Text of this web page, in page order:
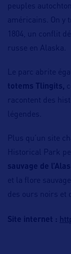
peuples
américains. On y
1804, un conflit
russe en Alaska.
Le parc abrite
totems Tlingits,
racontent des
légendes.
Plus qu’un site
Historical Park
sauvage de
et la flore
des ours noirs et
Site internet :